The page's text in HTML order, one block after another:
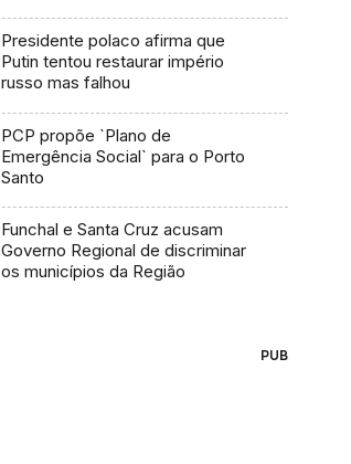
Presidente polaco afirma que
Putin tentou restaurar império
russo mas falhou
PCP propõe `Plano de
Emergência Social` para o Porto
Santo
Funchal e Santa Cruz acusam
Governo Regional de discriminar
os municípios da Região
PUB